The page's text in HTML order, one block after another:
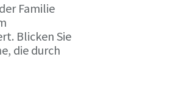
Familie
Blicken Sie
die durch